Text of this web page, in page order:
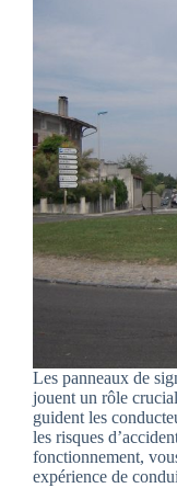
Les panneaux de
jouent un rôle
guident les
les risques
fonctionnement,
expérience de